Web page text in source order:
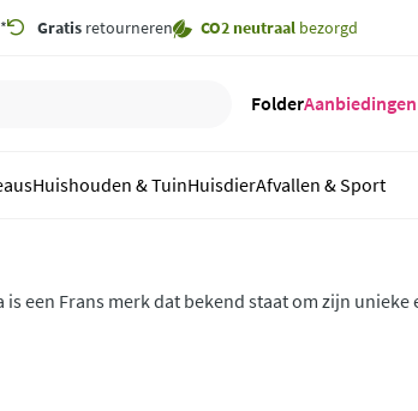
Gratis retourneren CO2 neutraal bezorgd
FolderAanbiedingen
Huishouden & TuinHuisdierAfvallen & Sport
is een Frans merk dat bekend staat om zijn